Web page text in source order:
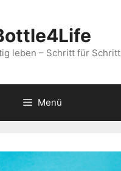
leben – Schritt für Schritt
Menü